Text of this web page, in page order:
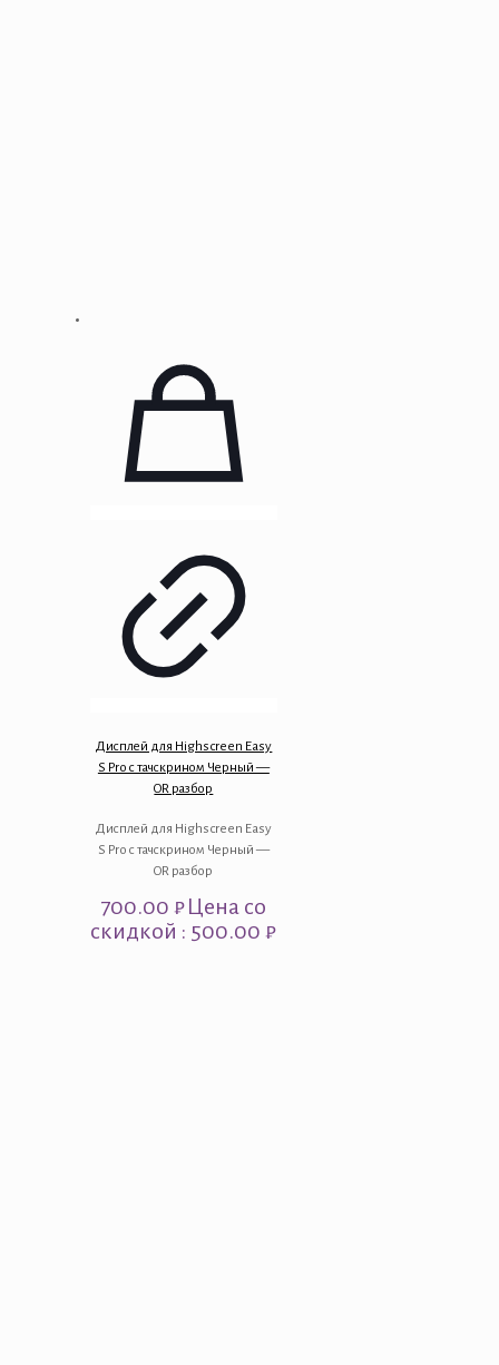
Дисплей для Highscreen Easy
S Pro с тачскрином Черный —
OR разбор
Дисплей для Highscreen Easy
S Pro с тачскрином Черный —
OR разбор
700.00₽Цена со
скидкой : 500.00 ₽